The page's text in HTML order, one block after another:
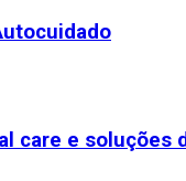
care e soluções